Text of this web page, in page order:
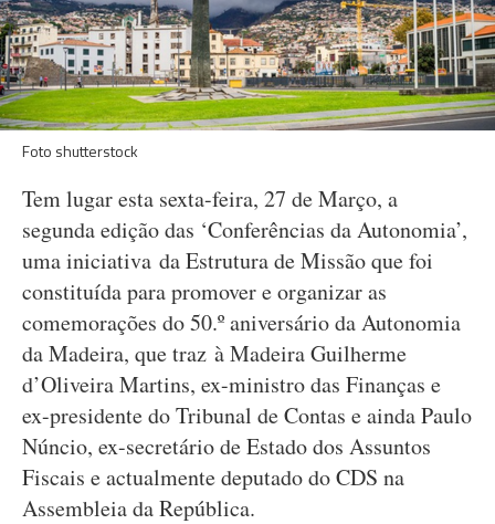
Foto shutterstock
Tem lugar esta sexta-feira, 27 de Março, a
segunda edição das ‘Conferências da Autonomia’,
uma iniciativa da Estrutura de Missão que foi
constituída para promover e organizar as
comemorações do 50.º aniversário da Autonomia
da Madeira, que traz à Madeira Guilherme
d’Oliveira Martins, ex-ministro das Finanças e
ex-presidente do Tribunal de Contas e ainda Paulo
Núncio, ex-secretário de Estado dos Assuntos
Fiscais e actualmente deputado do CDS na
Assembleia da República.